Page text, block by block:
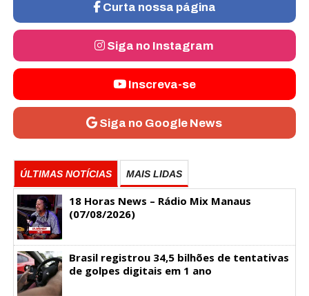
Curta nossa página
Siga no Instagram
Inscreva-se
Siga no Google News
ÚLTIMAS NOTÍCIAS MAIS LIDAS
18 Horas News​​​​​​​​​​​​ – Rádio Mix Manaus
(07/08/2026)
Brasil registrou 34,5 bilhões de tentativas
de golpes digitais em 1 ano